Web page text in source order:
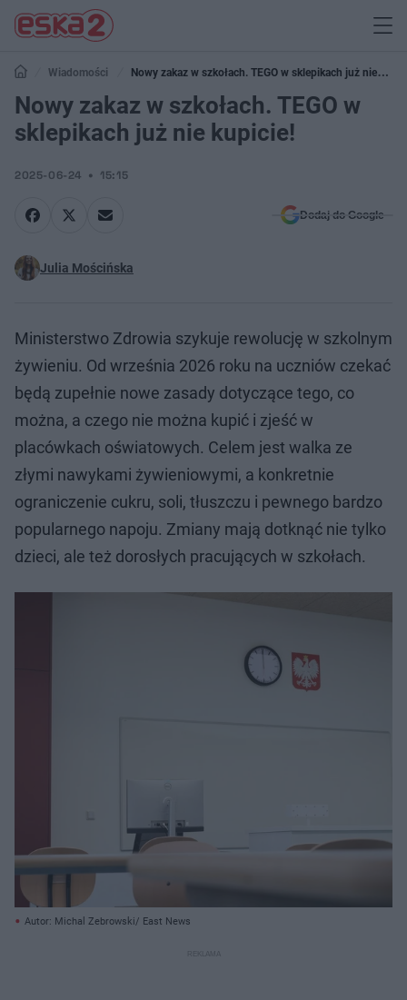
Wiadomości
Nowy zakaz w szkołach. TEGO w sklepikach już nie
kupicie!
Nowy zakaz w szkołach. TEGO w
sklepikach już nie kupicie!
2025-06-24 15:15
Dodaj do Google
Julia Mościńska
Ministerstwo Zdrowia szykuje rewolucję w szkolnym
żywieniu. Od września 2026 roku na uczniów czekać
będą zupełnie nowe zasady dotyczące tego, co
można, a czego nie można kupić i zjeść w
placówkach oświatowych. Celem jest walka ze
złymi nawykami żywieniowymi, a konkretnie
ograniczenie cukru, soli, tłuszczu i pewnego bardzo
popularnego napoju. Zmiany mają dotknąć nie tylko
dzieci, ale też dorosłych pracujących w szkołach.
Autor: Michal Zebrowski/ East News